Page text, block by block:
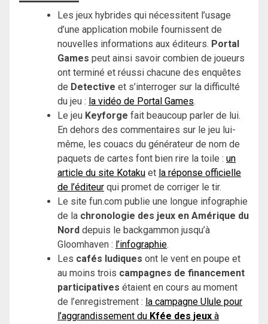
Les jeux hybrides qui nécessitent l’usage
d’une application mobile fournissent de
nouvelles informations aux éditeurs. Portal
Games peut ainsi savoir combien de joueurs
ont terminé et réussi chacune des enquêtes
de Detective et s’interroger sur la difficulté
du jeu : la vidéo de Portal Games.
Le jeu Keyforge fait beaucoup parler de lui.
En dehors des commentaires sur le jeu lui-
même, les couacs du générateur de nom de
paquets de cartes font bien rire la toile : un
article du site Kotaku et la réponse officielle
de l’éditeur qui promet de corriger le tir.
Le site fun.com publie une longue infographie
de la chronologie des jeux en Amérique du
Nord depuis le backgammon jusqu’à
Gloomhaven : l’infographie.
Les cafés ludiques ont le vent en poupe et
au moins trois campagnes de financement
participatives étaient en cours au moment
de l’enregistrement : la campagne Ulule pour
l’aggrandissement du Kfée des jeux à